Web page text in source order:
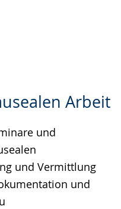
Arbeit
und
und Vermittlung
und